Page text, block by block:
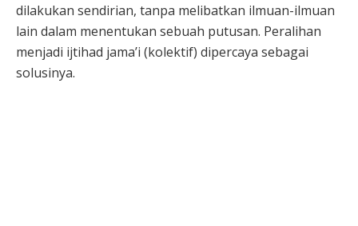
dilakukan sendirian, tanpa melibatkan ilmuan-ilmuan
lain dalam menentukan sebuah putusan. Peralihan
menjadi ijtihad jama’i (kolektif) dipercaya sebagai
solusinya.